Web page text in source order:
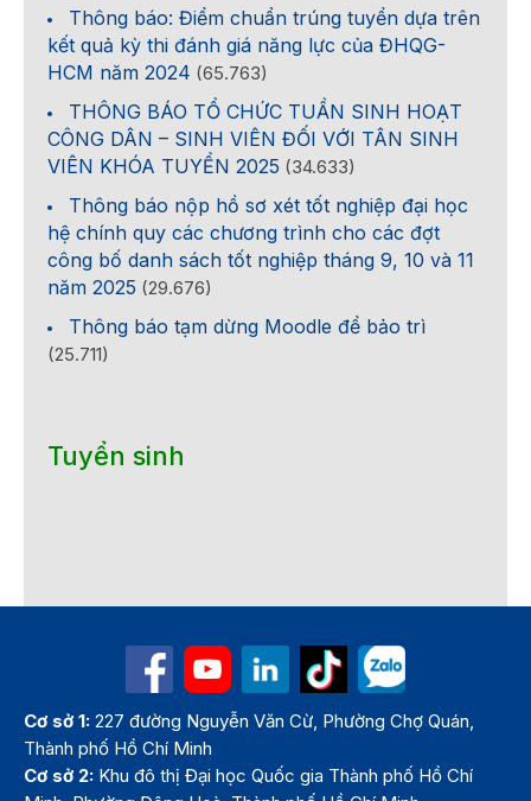
Thông báo: Điểm chuẩn trúng tuyển dựa trên
kết quả kỳ thi đánh giá năng lực của ĐHQG-
HCM năm 2024 (65.763)
THÔNG BÁO TỔ CHỨC TUẦN SINH HOẠT
CÔNG DÂN – SINH VIÊN ĐỐI VỚI TÂN SINH
VIÊN KHÓA TUYỂN 2025 (34.633)
Thông báo nộp hồ sơ xét tốt nghiệp đại học
hệ chính quy các chương trình cho các đợt
công bố danh sách tốt nghiệp tháng 9, 10 và 11
năm 2025 (29.676)
Thông báo tạm dừng Moodle để bảo trì
(25.711)
Tuyển sinh
Cơ sở 1: 227 đường Nguyễn Văn Cừ, Phường Chợ Quán,
Thành phố Hồ Chí Minh
Cơ sở 2: Khu đô thị Đại học Quốc gia Thành phố Hồ Chí